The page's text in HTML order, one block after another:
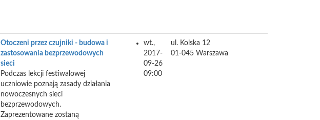
Otoczeni przez czujniki - budowa i
zastosowania bezprzewodowych
sieci
Podczas lekcji festiwalowej
uczniowie poznają zasady działania
nowoczesnych sieci
bezprzewodowych.
Zaprezentowane zostaną
wt.,
2017-
09-26
09:00
ul. Kolska 12
01-045 Warszawa